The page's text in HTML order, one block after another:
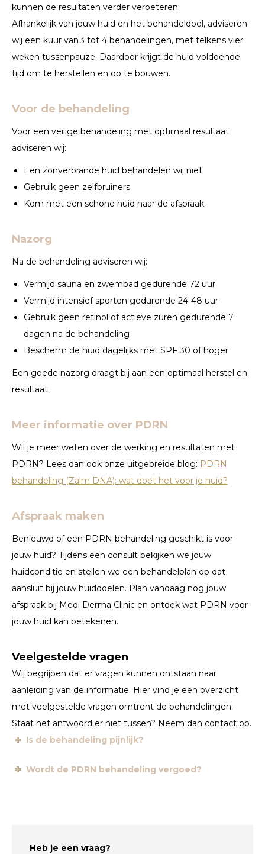
kunnen de resultaten verder verbeteren.
Afhankelijk van jouw huid en het behandeldoel, adviseren
wij een kuur van 3 tot 4 behandelingen, met telkens vier
weken tussenpauze. Daardoor krijgt de huid voldoende
tijd om te herstellen en op te bouwen.
Voor de behandeling
Voor een veilige behandeling met optimaal resultaat
adviseren wij:
Een zonverbrande huid behandelen wij niet
Gebruik geen zelfbruiners
Kom met een schone huid naar de afspraak
Nazorg
Na de behandeling adviseren wij:
Vermijd sauna en zwembad gedurende 72 uur
Vermijd intensief sporten gedurende 24-48 uur
Gebruik geen retinol of actieve zuren gedurende 7
dagen na de behandeling
Bescherm de huid dagelijks met SPF 30 of hoger
Een goede nazorg draagt bij aan een optimaal herstel en
resultaat.
Meer informatie over PDRN
Wil je meer weten over de werking en resultaten met
PDRN? Lees dan ook onze uitgebreide blog: PDRN
behandeling (Zalm DNA): wat doet het voor je huid?
Afspraak maken
Benieuwd of een PDRN behandeling geschikt is voor
jouw huid? Tijdens een consult bekijken we jouw
huidconditie en stellen we een behandelplan op dat
aansluit bij jouw huiddoelen. Plan vandaag nog jouw
afspraak bij Medi Derma Clinic en ontdek wat PDRN voor
jouw huid kan betekenen.
Veelgestelde vragen
Wij begrijpen dat er vragen kunnen ontstaan naar
aanleiding van de informatie. Hier vind je een overzicht
met veelgestelde vragen omtrent de behandelingen.
Staat het antwoord er niet tussen? Neem dan contact op.
Is de behandeling pijnlijk?
Wordt de PDRN behandeling vergoed?
Heb je een vraag?